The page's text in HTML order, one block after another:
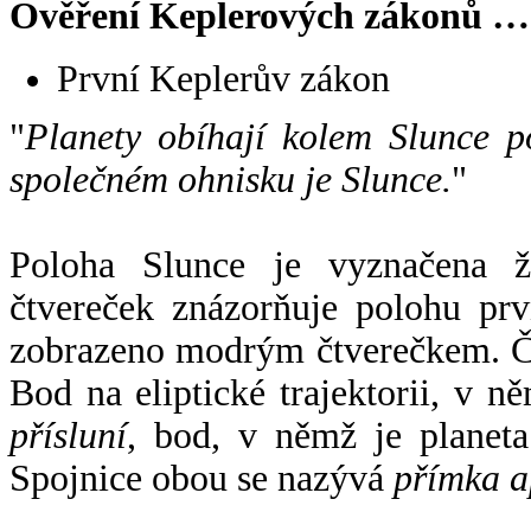
Ověření Keplerových zákonů …
První Keplerův zákon
"Planety obíhají kolem Slunce
společném ohnisku je Slunce."
Poloha Slunce je vyznačena
čtvereček znázorňuje polohu
zobrazeno modrým čtverečkem.
Bod na eliptické trajektorii, v
přísluní, bod, v němž je
Spojnice obou se nazývá přímka